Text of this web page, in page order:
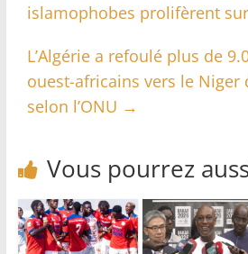
islamophobes prolifèrent
L’Algérie a refoulé plus de
ouest-africains vers le Niger
selon l’ONU →
Vous pourrez